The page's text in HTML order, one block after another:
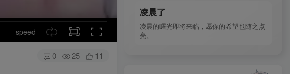
speed
0 25 11
凌晨了
凌晨的曙光即将来临，愿你的希望也随之点
亮。